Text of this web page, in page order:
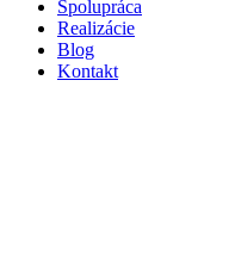
Spolupráca
Realizácie
Blog
Kontakt